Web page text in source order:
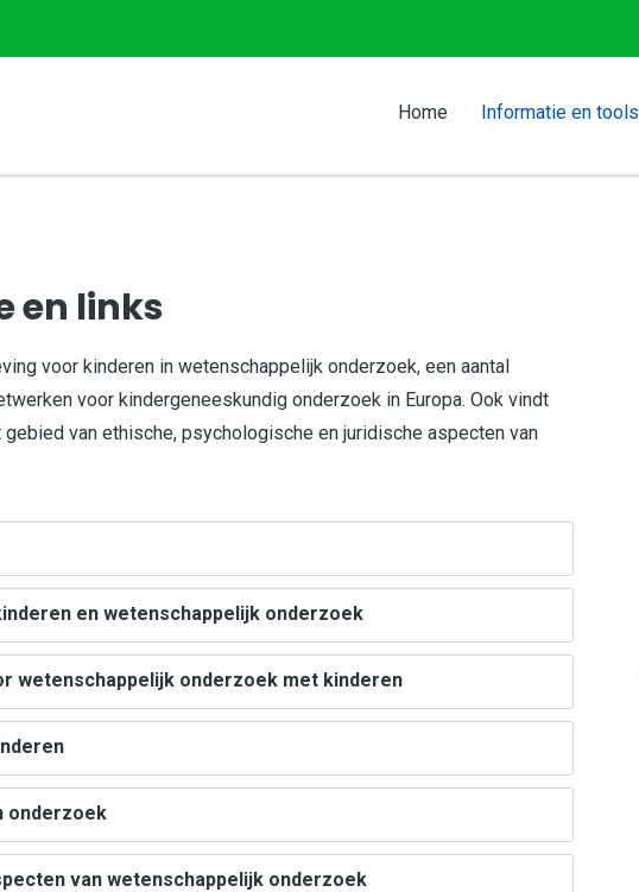
Home Informatie en tools
en links
voor kinderen in wetenschappelijk onderzoek, een aantal
voor kindergeneeskundig onderzoek in Europa. Ook vindt
van ethische, psychologische en juridische aspecten van
en wetenschappelijk onderzoek
wetenschappelijk onderzoek met kinderen
onderzoek
van wetenschappelijk onderzoek